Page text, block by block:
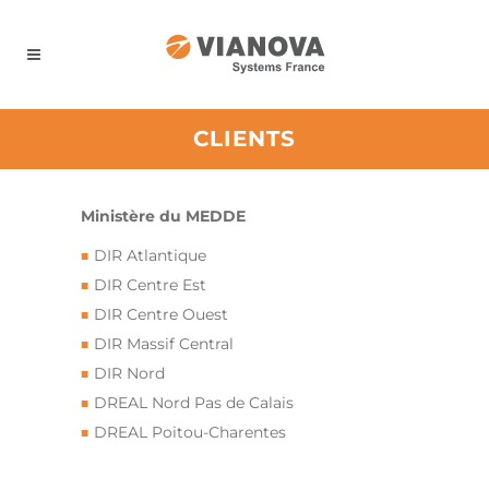
CLIENTS
Ministère du MEDDE
DIR Atlantique
DIR Centre Est
DIR Centre Ouest
DIR Massif Central
DIR Nord
DREAL Nord Pas de Calais
DREAL Poitou-Charentes